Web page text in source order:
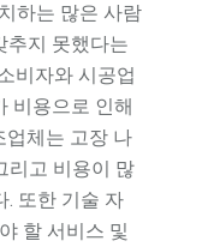
하는 많은 사람
추지 못했다는
비자와 시공업
비용으로 인해
업체는 고장 나
리고 비용이 많
. 또한 기술 자
할 서비스 및